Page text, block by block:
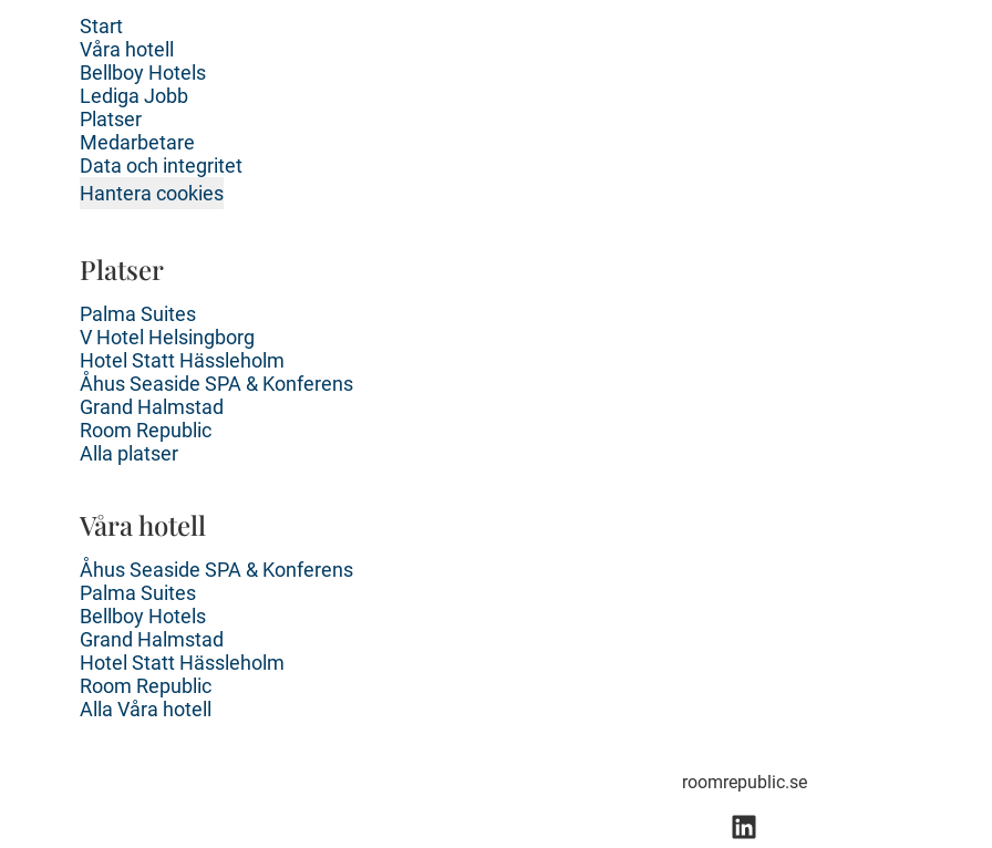
Start
Våra hotell
Bellboy Hotels
Lediga Jobb
Platser
Medarbetare
Data och integritet
Hantera cookies
Platser
Palma Suites
V Hotel Helsingborg
Hotel Statt Hässleholm
Åhus Seaside SPA & Konferens
Grand Halmstad
Room Republic
Alla platser
Våra hotell
Åhus Seaside SPA & Konferens
Palma Suites
Bellboy Hotels
Grand Halmstad
Hotel Statt Hässleholm
Room Republic
Alla Våra hotell
roomrepublic.se